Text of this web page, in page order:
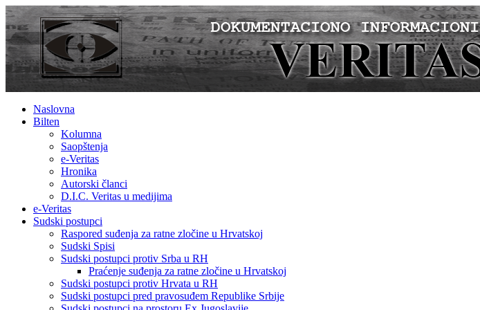
Naslovna
Bilten
Kolumna
Saopštenja
e-Veritas
Hronika
Autorski članci
D.I.C. Veritas u medijima
e-Veritas
Sudski postupci
Raspored suđenja za ratne zločine u Hrvatskoj
Sudski Spisi
Sudski postupci protiv Srba u RH
Praćenje suđenja za ratne zločine u Hrvatskoj
Sudski postupci protiv Hrvata u RH
Sudski postupci pred pravosuđem Republike Srbije